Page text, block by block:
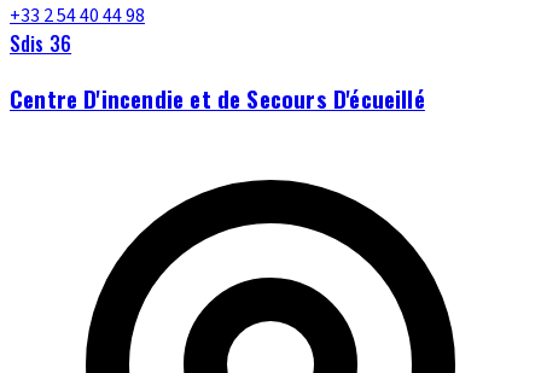
+33 2 54 40 44 98
Sdis 36
Centre D'incendie et de Secours D'écueillé